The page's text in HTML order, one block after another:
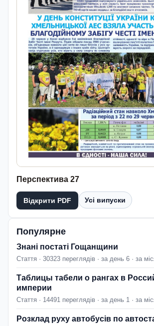
Перспектива 27
Відкрити PDF Усі випуски
Популярне
Знані постаті Гощанщини
Стаття · 30323 переглядів · за день 6 · за
Таблицы табели о рангах в
империи
Стаття · 14491 переглядів · за день 1 · за
Розклад руху автобусів по